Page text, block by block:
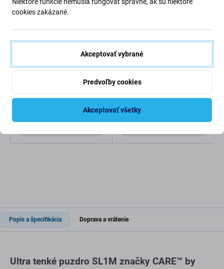
SBS
Mag pre Samsung Galaxy
S26 Ultra, čierna
Skladom
SBS
Samsung Galaxy S26
Ultra, transparentná
11,98 €
Skladom
Popis a špecifikácia Doprava a vrátenie
Ultra tenké puzdro SL1M značky CARE™ by
Niektoré funkcie nemusia fungovať správne, ak sú niektoré
cookies zakázané.
Akceptovať vybrané
Predvoľby cookies
Akceptovať všetky